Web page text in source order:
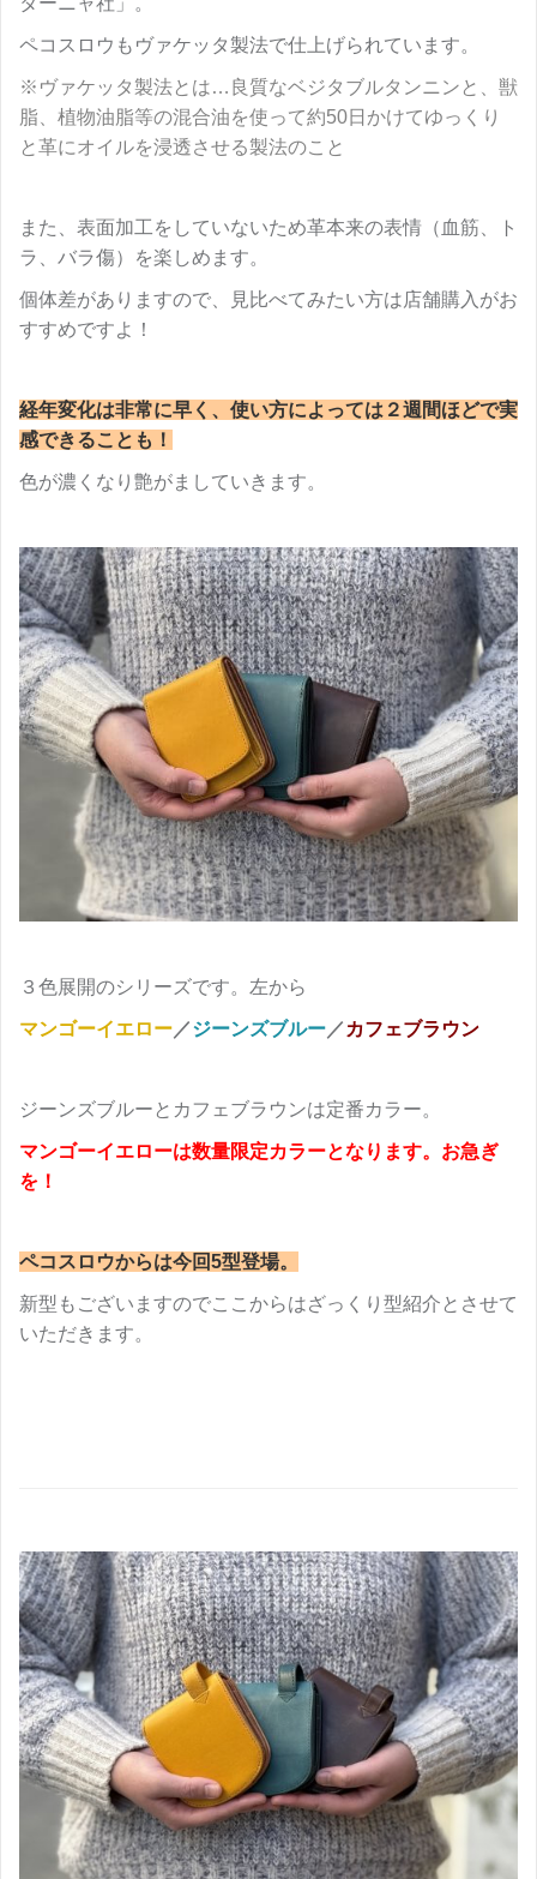
ペコスロウもヴァケッタ製法で仕上げられています。
※ヴァケッタ製法とは…良質なベジタブルタンニンと、獣
脂、植物油脂等の混合油を使って約50日かけてゆっくり
と革にオイルを浸透させる製法のこと
また、表面加工をしていないため革本来の表情（血筋、ト
ラ、バラ傷）を楽しめます。
個体差がありますので、見比べてみたい方は店舗購入がお
すすめですよ！
経年変化は非常に早く、使い方によっては２週間ほどで実
感できることも！
色が濃くなり艶がましていきます。
３色展開のシリーズです。左から
マンゴーイエロー／ジーンズブルー／ カフェブラウン
ジーンズブルーとカフェブラウンは定番カラー。
マンゴーイエローは数量限定カラーとなります。お急ぎ
を！
ペコスロウからは今回5型登場。
新型もございますのでここからはざっくり型紹介とさせて
いただきます。